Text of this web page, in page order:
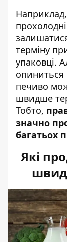
терміну
упаковці.
опиниться
печиво
швидше
Тобто,
значно
багатьох
Які